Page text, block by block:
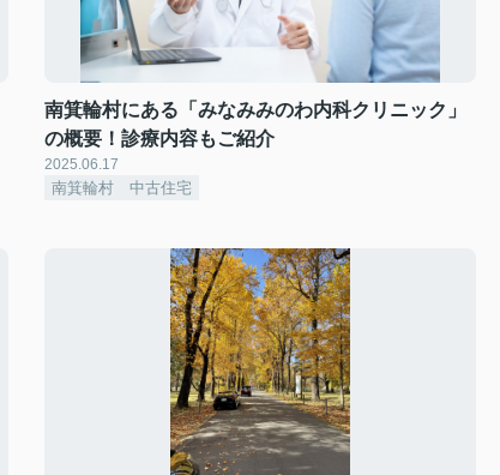
南箕輪村にある「みなみみのわ内科クリニック」
の概要！診療内容もご紹介
2025.06.17
南箕輪村 中古住宅